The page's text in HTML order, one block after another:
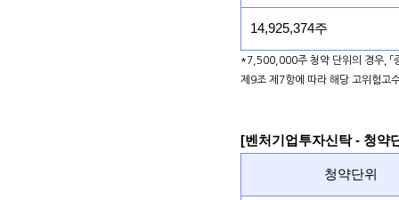
14,925,374주
*7,500,000주 청약 단위의 경우, 「
제9조 제7항에 따라 해당 고위험고
[벤처기업투자신탁 - 청약
청약단위